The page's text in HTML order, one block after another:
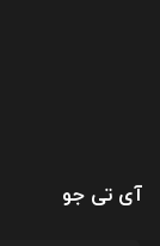
آی تی جو